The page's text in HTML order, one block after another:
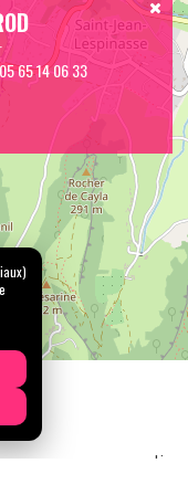
65 14 06 33